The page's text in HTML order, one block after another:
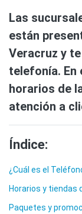
Las
están
Veracruz y
telefonía.
horarios de
atención a
Índice:
¿Cuál es el
Horarios y tiendas
Paquetes y